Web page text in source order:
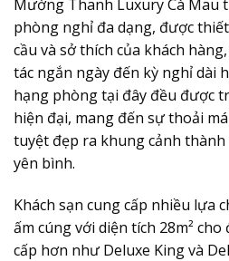
Mường Thanh Luxury Cà Mau
phòng nghỉ đa dạng, được
cầu và sở thích của khách
tác ngắn ngày đến kỳ nghỉ dài
hạng phòng tại đây đều được
hiện đại, mang đến sự thoải
tuyệt đẹp ra khung cảnh
yên bình.
Khách sạn cung cấp nhiều lựa
ấm cúng với diện tích 28m²
cấp hơn như Deluxe King và